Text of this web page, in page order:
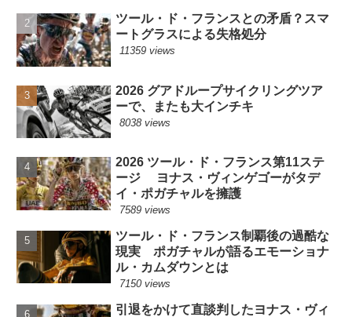
ツール・ド・フランスとの矛盾？スマ
ートグラスによる失格処分
11359 views
2026 グアドループサイクリングツア
ーで、またも大インチキ
8038 views
2026 ツール・ド・フランス第11ステ
ージ ヨナス・ヴィンゲゴーがタデ
イ・ポガチャルを擁護
7589 views
ツール・ド・フランス制覇後の過酷な
現実 ポガチャルが語るエモーショナ
ル・カムダウンとは
7150 views
引退をかけて直談判したヨナス・ヴィ